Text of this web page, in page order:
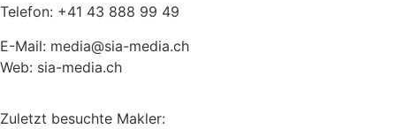
Telefon: +41 43 888 99 49
E-Mail: media@sia-media.ch
Web: sia-media.ch
Zuletzt besuchte Makler: